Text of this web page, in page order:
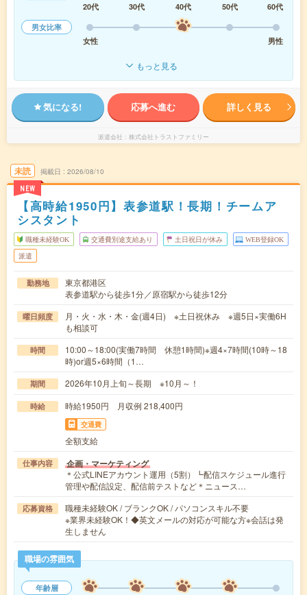
20代
30代 40代 50代
60代
男女比率
女性
男性
もっと見る
気になる! 応募へ進む 詳しく見る
派遣会社 株式会社トラストファミリー
未読
NEW
掲載日 2026/08/10
【高時給1950円】表参道駅！長期！チームア
シスタント
職種未経験OK 交通費別途支給あり 土日祝日が休み WEB登録OK
派遣
勤務地
東京都港区
表参道駅から徒歩1分／原宿駅から徒歩12分
曜日頻度
月・火・水・木・金(週4日) ※土日祝休み ※週5日×実働6H
も相談可
時間
10:00～18:00(実働7時間 休憩1時間)※週4×7時間(10時～18
時)or週5×6時間（1…
期間 2026年10月上旬～長期 ※10月～！
時給 時給1950円 月収例 218,400円
交通費
全額支給
仕事内容 企画・マーケティング
＊公式LINEアカウント運用（5割）┗配信スケジュール進行
管理や配信設定、配信前テストなど＊ニュース…
応募資格
職種未経験OK / ブランクOK / パソコンスキル不要
※業界未経験OK！◆英文メールの対応が可能な方※会話は発
生しません
職場の雰囲気
年齢層